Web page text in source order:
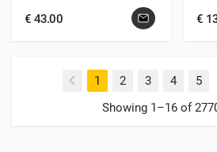
€ 43.00 €
1 (current)
2 3 4 5
Showing 1–16 of